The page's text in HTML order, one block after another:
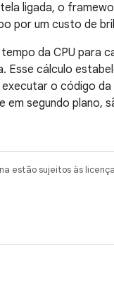
ligada, o
por um custo de
da CPU para
Esse cálculo
o código
segundo plano,
estão sujeitos às